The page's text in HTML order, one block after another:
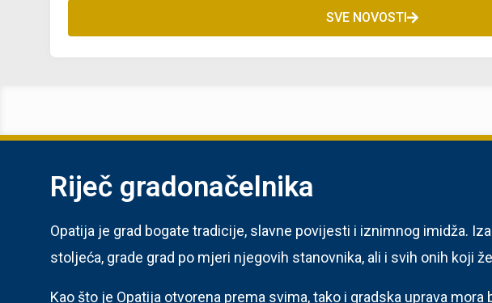
SVE NOVOSTI
Riječ gradonačelnika
Opatija je grad bogate tradicije, slavne povijesti i iznimnog imidža.
stoljeća, grade grad po mjeri njegovih stanovnika, ali i svih onih koji
Kao što je Opatija otvorena prema svima, tako i gradska uprava